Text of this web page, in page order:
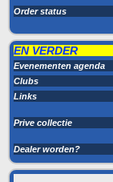
Order status
EN VERDER
Evenementen agenda
Clubs
Links
Prive collectie
Dealer worden?